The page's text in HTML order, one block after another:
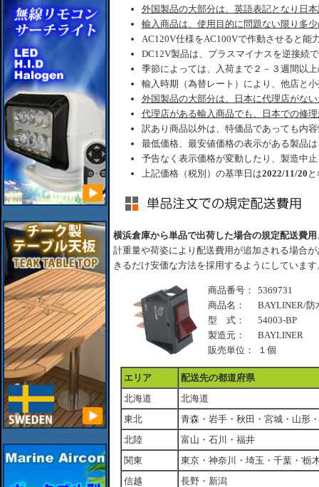
外国製品の大部分は、英語表記となり日
輸入商品は、使用目的に問題ない限り多
AC120V仕様をAC100Vで作動させると能
DC12V製品は、プラスマイナスを逆接続
季節によっては、入荷まで２－３週間以
輸入時期（為替レート）により、他店と
外国製品の大部分は、日本に代理店がな
代理店がある輸入商品でも、日本での修
訳あり商品以外は、特価品であっても内
最低価格、最安値価格の表示がある製品
予告なく表示価格が変動したり、製造中
上記価格（税別）の基準日は2022/11/20
横浜倉庫から単品で出荷した場合の規定配送費用
計重量や荷姿により配送費用が追加される場合
きるだけ安価な方法を採用するようにしています
商品番号：
5369731
商品名：
BAYLINER/防
型 式：
54003-BP
製造元：
BAYLINER
販売単位：
１個
エリア
配送先の都道府県
北海道
北海道
東北
青森・岩手・秋田・宮城・山形
北陸
富山・石川・福井
関東
東京・神奈川・埼玉・千葉・'栃
信越
長野・新潟